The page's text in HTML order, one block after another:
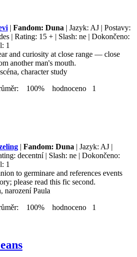
| Fandom: Duna | Jazyk: AJ | Postavy:
| Rating: 15 + | Slash: ne | Dokončeno:
1
and curiosity at close range — close
another man's mouth.
character study
100% hodnoceno 1
| Fandom: Duna | Jazyk: AJ |
decentní | Slash: ne | Dokončeno:
1
to germinare and references events
please read this fic second.
narození Paula
100% hodnoceno 1